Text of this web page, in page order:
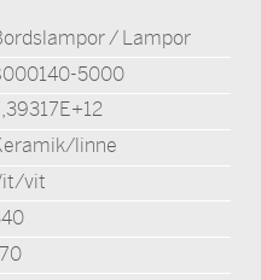
/ Lampor
5000
linne
vit